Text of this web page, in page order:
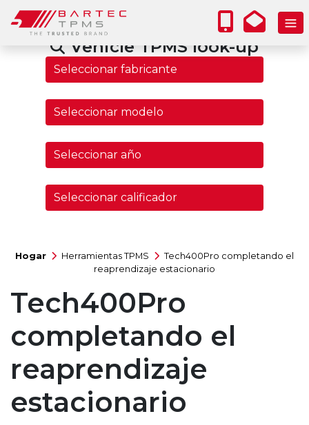
Vehicle TPMS look-up
Hogar Herramientas TPMS
Tech400Pro completando el
reaprendizaje estacionario
Tech400Pro
completando el
reaprendizaje
estacionario